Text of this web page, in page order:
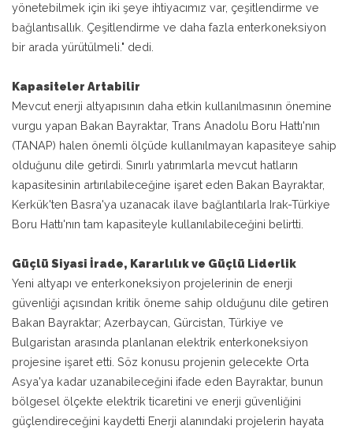
yönetebilmek için iki şeye ihtiyacımız var, çeşitlendirme ve
bağlantısallık. Çeşitlendirme ve daha fazla enterkoneksiyon
bir arada yürütülmeli." dedi.
Kapasiteler Artabilir
Mevcut enerji altyapısının daha etkin kullanılmasının önemine
vurgu yapan Bakan Bayraktar, Trans Anadolu Boru Hattı'nın
(TANAP) halen önemli ölçüde kullanılmayan kapasiteye sahip
olduğunu dile getirdi. Sınırlı yatırımlarla mevcut hatların
kapasitesinin artırılabileceğine işaret eden Bakan Bayraktar,
Kerkük'ten Basra'ya uzanacak ilave bağlantılarla Irak-Türkiye
Boru Hattı'nın tam kapasiteyle kullanılabileceğini belirtti.
Güçlü Siyasi İrade, Kararlılık ve Güçlü Liderlik
Yeni altyapı ve enterkoneksiyon projelerinin de enerji
güvenliği açısından kritik öneme sahip olduğunu dile getiren
Bakan Bayraktar; Azerbaycan, Gürcistan, Türkiye ve
Bulgaristan arasında planlanan elektrik enterkoneksiyon
projesine işaret etti. Söz konusu projenin gelecekte Orta
Asya'ya kadar uzanabileceğini ifade eden Bayraktar, bunun
bölgesel ölçekte elektrik ticaretini ve enerji güvenliğini
güçlendireceğini kaydetti Enerji alanındaki projelerin hayata